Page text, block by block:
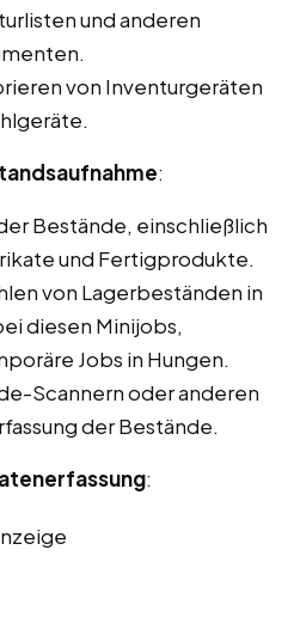
und anderen
von Inventurgeräten
:
Bestände, einschließlich
und Fertigprodukte.
von Lagerbeständen in
diesen Minijobs,
Jobs in Hungen.
Scannern oder anderen
der Bestände.
: